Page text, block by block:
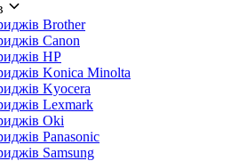
Brother
Canon
HP
Konica Minolta
Kyocera
Lexmark
Oki
Panasonic
Samsung